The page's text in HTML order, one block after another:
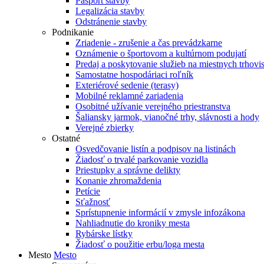
Legalizácia stavby
Odstránenie stavby
Podnikanie
Zriadenie - zrušenie a čas prevádzkarne
Oznámenie o športovom a kultúrnom podujatí
Predaj a poskytovanie služieb na miestnych
Samostatne hospodáriaci roľník
Exteriérové sedenie (terasy)
Mobilné reklamné zariadenia
Osobitné užívanie verejného priestranstva
Šaliansky jarmok, vianočné trhy, slávnosti a hody
Verejné zbierky
Ostatné
Osvedčovanie listín a podpisov na listinách
Žiadosť o trvalé parkovanie vozidla
Priestupky a správne delikty
Konanie zhromaždenia
Petície
Sťažnosť
Sprístupnenie informácií v zmysle infozákona
Nahliadnutie do kroniky mesta
Rybárske lístky
Žiadosť o použitie erbu/loga mesta
Mesto Mesto